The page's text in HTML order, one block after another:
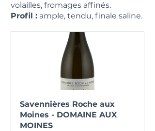
volailles, fromages affinés.
Profil : ample, tendu, finale saline.
Savennières Roche aux
Moines - DOMAINE AUX
MOINES